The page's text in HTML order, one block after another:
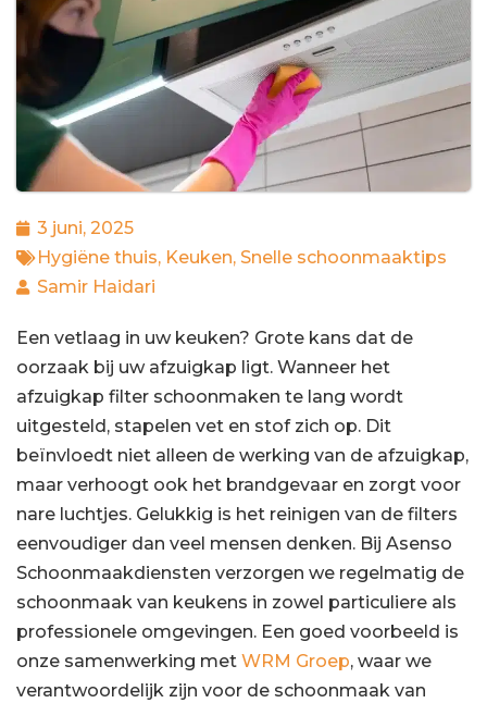
3 juni, 2025
Hygiëne thuis, Keuken, Snelle schoonmaaktips
Samir Haidari
Een vetlaag in uw keuken? Grote kans dat de
oorzaak bij uw afzuigkap ligt. Wanneer het
afzuigkap filter schoonmaken te lang wordt
uitgesteld, stapelen vet en stof zich op. Dit
beïnvloedt niet alleen de werking van de afzuigkap,
maar verhoogt ook het brandgevaar en zorgt voor
nare luchtjes. Gelukkig is het reinigen van de filters
eenvoudiger dan veel mensen denken. Bij Asenso
Schoonmaakdiensten verzorgen we regelmatig de
schoonmaak van keukens in zowel particuliere als
professionele omgevingen. Een goed voorbeeld is
onze samenwerking met WRM Groep, waar we
verantwoordelijk zijn voor de schoonmaak van